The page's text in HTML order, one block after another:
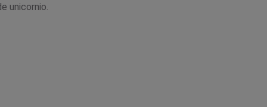
unicornio.